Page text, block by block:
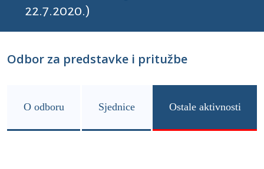
22.7.2020.)
Odbor za predstavke i pritužbe
O odboru Sjednice Ostale aktivnosti